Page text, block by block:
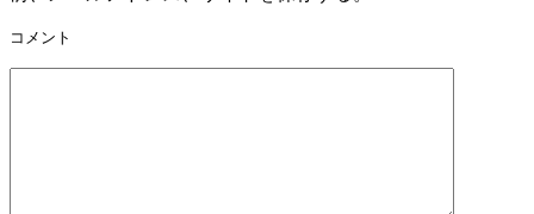
コメント